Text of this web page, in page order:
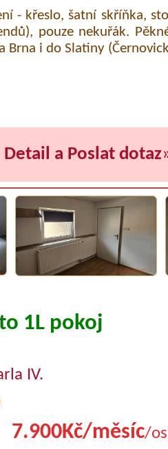
- křeslo, šatní skříňka,
pouze nekuřák.
Brna i do Slatiny
Detail a Poslat dotaz
1L pokoj
IV.
7.900Kč/měsíc/